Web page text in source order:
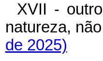
XVII -
natureza,
de 2025)